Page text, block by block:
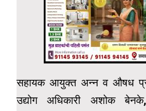
सहायक आयुक्त अन्न व औषध
उद्योग अधिकारी अशोक